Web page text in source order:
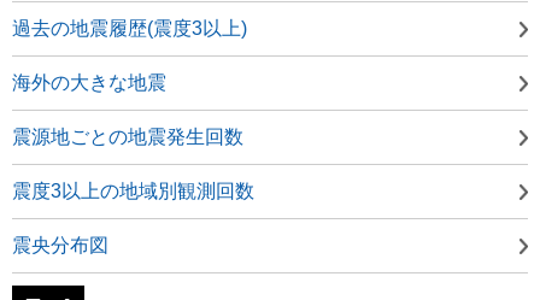
過去の地震履歴(震度3以上)
海外の大きな地震
震源地ごとの地震発生回数
震度3以上の地域別観測回数
震央分布図